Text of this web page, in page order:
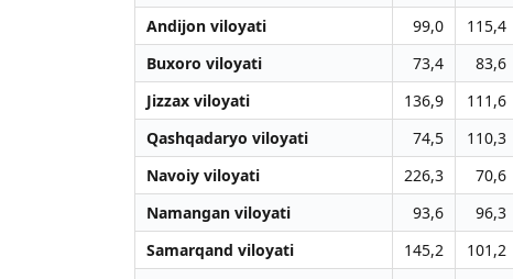
Andijon viloyati
99,0 115,4
Buxoro viloyati
73,4 83,6
Jizzax viloyati
136,9 111,6
Qashqadaryo viloyati
74,5 110,3
Navoiy viloyati
226,3 70,6
Namangan viloyati
93,6 96,3
Samarqand viloyati
145,2 101,2